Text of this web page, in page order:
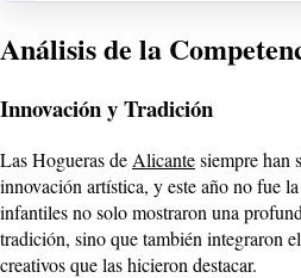
Análisis de la
Innovación y Tradición
Las Hogueras de Alicantesiempre han
innovación artística, y este año no fue
infantiles no solo mostraron una
tradición, sino que también integraron
creativos que las hicieron destacar.